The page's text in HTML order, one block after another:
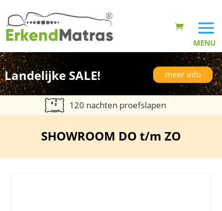
Landelijke SALE! meer info
120 nachten proefslapen
SHOWROOM DO t/m ZO